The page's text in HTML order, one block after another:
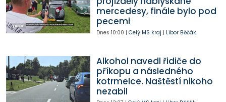
mercedesy, finále bylo pod
pecemi
Dnes 10:00 | Celý MS kraj | Libor Běčák
Alkohol navedl řidiče do
příkopu a následného
kotrmelce. Naštěstí nikoho
nezabil